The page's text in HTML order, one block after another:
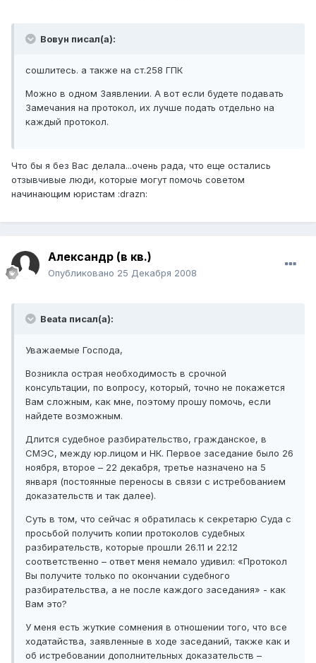
Вовун писал(а):
сошлитесь. а также на ст.258 ГПК
Можно в одном Заявлении. А вот если будете подавать
Замечания на протокол, их лучше подать отдельно на
каждый протокол.
Что бы я без Вас делала...очень рада, что еще остались
отзывчивые люди, которые могут помочь советом
начинающим юристам :drazn:
Александр (в кв.)
Опубликовано 25 Декабря 2008
Beata писал(а):
Уважаемые Господа,
Возникла острая необходимость в срочной
консультации, по вопросу, который, точно не покажется
Вам сложным, как мне, поэтому прошу помочь, если
найдете возможным.
Длится судебное разбирательство, гражданское, в
СМЭС, между юр.лицом и НК. Первое заседание было 26
ноября, второе – 22 декабря, третье назначено на 5
января (постоянные переносы в связи с истребованием
доказательств и так далее).
Суть в том, что сейчас я обратилась к секретарю Суда с
просьбой получить копии протоколов судебных
разбирательств, которые прошли 26.11 и 22.12
соответственно – ответ меня немало удивил: «Протокол
Вы получите только по окончании судебного
разбирательства, а не после каждого заседания» - как
Вам это?
У меня есть жуткие сомнения в отношении того, что все
ходатайства, заявленные в ходе заседаний, также как и
об истребовании дополнительных доказательств –